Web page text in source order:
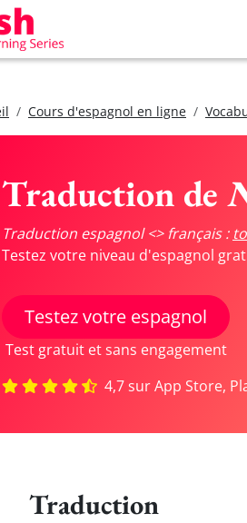
Cours d'espagnol en ligne
Traduction de
Traduction espagnol <> français :
Testez votre niveau d'espagnol
Testez votre espagnol
Test gratuit et sans engagement
4,7 sur App Store,
Traduction